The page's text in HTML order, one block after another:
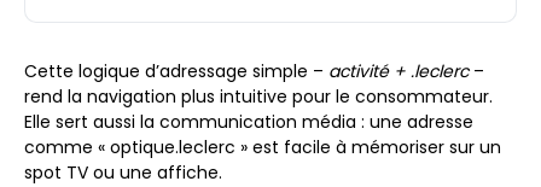
Cette logique d’adressage simple – activité + .leclerc–
rend la navigation plus intuitive pour le consommateur.
Elle sert aussi la communication média : une adresse
comme « optique.leclerc » est facile à mémoriser sur un
spot TV ou une affiche.